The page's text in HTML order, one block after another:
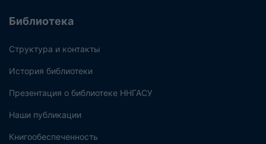
Библиотека
Структура и контакты
История библиотеки
Презентация о библиотеке ННГАСУ
Наши публикации
Книгообеспеченность